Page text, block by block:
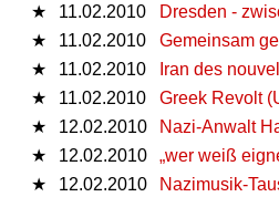
★
11.02.2010
Dresden -
★
11.02.2010
Gemeinsam
★
11.02.2010
Iran des
★
11.02.2010
Greek Revolt
★
12.02.2010
Nazi-Anwalt
★
12.02.2010
„wer weiß
★
12.02.2010
Nazimusik-